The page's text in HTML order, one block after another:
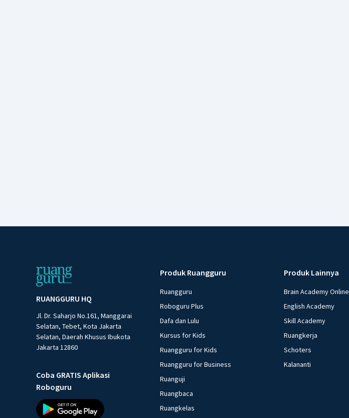
RUANGGURU HQ
Jl. Dr. Saharjo No.161, Manggarai
Selatan, Tebet, Kota Jakarta
Selatan, Daerah Khusus Ibukota
Jakarta 12860
Coba GRATIS Aplikasi
Roboguru
Produk Ruangguru
Ruangguru
Roboguru Plus
Dafa dan Lulu
Kursus for Kids
Ruangguru for Kids
Ruangguru for Business
Ruanguji
Ruangbaca
Ruangkelas
Produk Lainnya
Brain Academy Online
English Academy
Skill Academy
Ruangkerja
Schoters
Kalananti